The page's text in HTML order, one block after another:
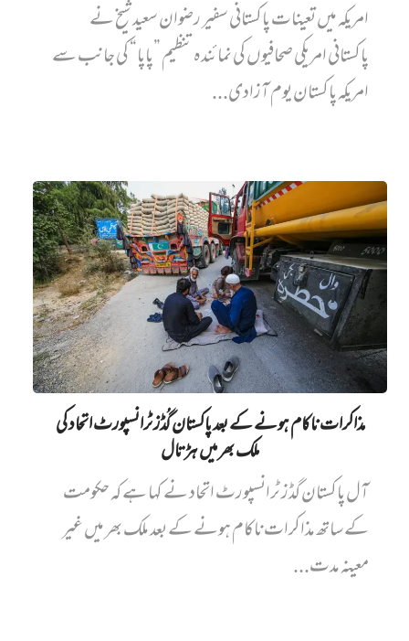
امریکہ میں تعینات پاکستانی سفیر رضوان سعید شیخ نے
پاکستانی امریکی صحافیوں کی نمائندہ تنظیم ”پاپا“ کی جانب سے
امریکہ پاکستان یوم آزادی...
مذاکرات ناکام ہونے کے بعد پاکستان گُڈز ٹرانسپورٹ اتحاد کی
ملک بھر میں ہڑتال
آل پاکستان گڈز ٹرانسپورٹ اتحاد نے کہا ہے کہ حکومت
کے ساتھ مذاکرات ناکام ہونے کے بعد ملک بھر میں غیر
معینہ مدت...